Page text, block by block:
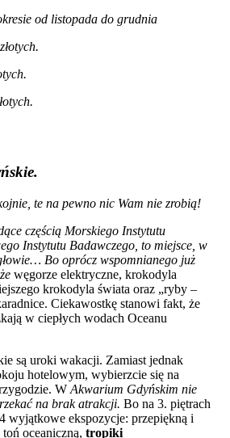
od listopada do grudnia
te na pewno nic Wam nie zrobią!
częścią Morskiego Instytutu
Instytutu Badawczego, to miejsce, w
Bo oprócz wspomnianego już
węgorze elektryczne, krokodyla
krokodyla świata oraz „ryby –
Ciekawostkę stanowi fakt, że
w ciepłych wodach Oceanu
są uroki wakacji. Zamiast jednak
hotelowym, wybierzcie się na
W Akwarium Gdyńskim nie
na brak atrakcji. Bo na 3. piętrach
wyjątkowe ekspozycje: przepiękną i
oceaniczną, tropiki